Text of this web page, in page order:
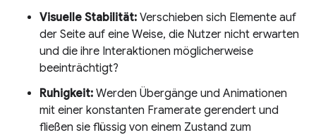
Visuelle Stabilität: Verschieben sich Elemente auf
der Seite auf eine Weise, die Nutzer nicht erwarten
und die ihre Interaktionen möglicherweise
beeinträchtigt?
Ruhigkeit: Werden Übergänge und Animationen
mit einer konstanten Framerate gerendert und
fließen sie flüssig von einem Zustand zum